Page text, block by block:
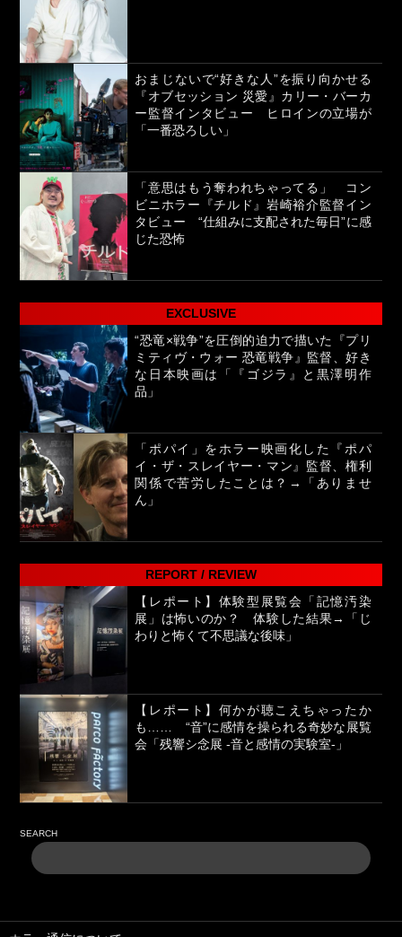
おまじないで“好きな人”を振り向かせる
『オブセッション 災愛』カリー・バーカ
ー監督インタビュー ヒロインの立場が
「一番恐ろしい」
「意思はもう奪われちゃってる」 コン
ビニホラー『チルド』岩崎裕介監督イン
タビュー “仕組みに支配された毎日”に感
じた恐怖
EXCLUSIVE
“恐竜×戦争”を圧倒的迫力で描いた『プリ
ミティヴ・ウォー 恐竜戦争』監督、好き
な日本映画は「『ゴジラ』と黒澤明作
品」
「ポパイ」をホラー映画化した『ポパ
イ・ザ・スレイヤー・マン』監督、権利
関係で苦労したことは？→「ありませ
ん」
REPORT / REVIEW
【レポート】体験型展覧会「記憶汚染
展」は怖いのか？ 体験した結果→「じ
わりと怖くて不思議な後味」
【レポート】何かが聴こえちゃったか
も…… “音”に感情を操られる奇妙な展覧
会「残響シ念展 -⾳と感情の実験室-」
SEARCH